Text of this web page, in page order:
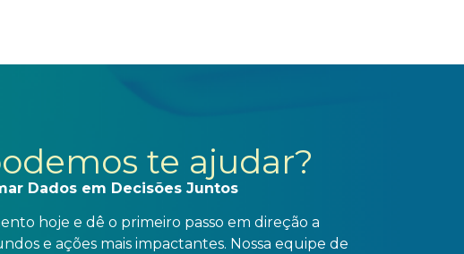
te ajudar?
Dados em Decisões Juntos
hoje e dê o primeiro passo em direção a
e ações mais impactantes. Nossa equipe de